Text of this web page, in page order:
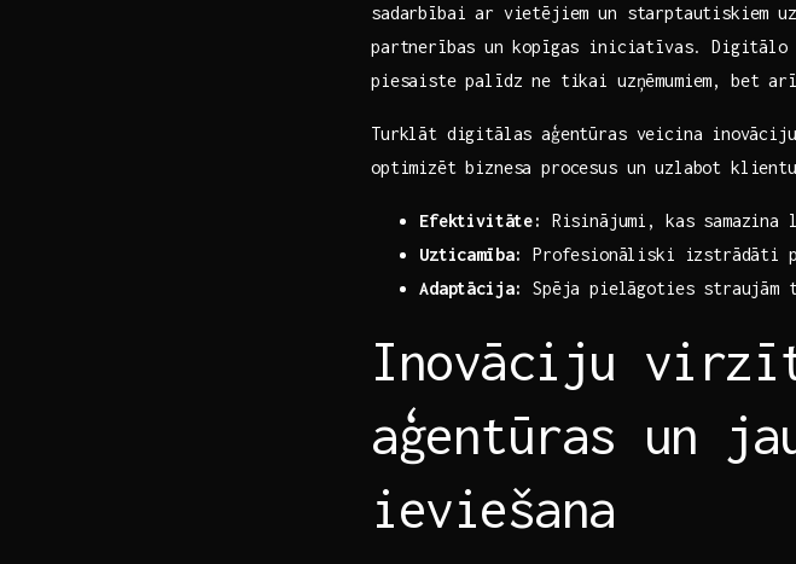
sadarbībai ar vietējiem un starptautiskiem
partnerības⁣ un kopīgas iniciatīvas.
piesaiste palīdz ne tikai uzņēmumiem, bet
Turklāt digitālas aģentūras veicina
optimizēt biznesa procesus un uzlabot
Efektivitāte:
​Risinājumi, kas samazina
Uzticamība:
Profesionāliski‍ izstrādāti
Adaptācija:
Spēja pielāgoties straujām
Inovāciju
‌aģentūras un
ieviešana